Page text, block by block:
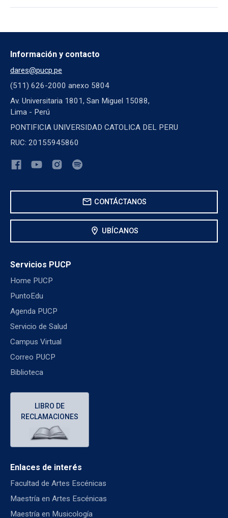
Información y contacto
dares@pucp.pe
(511) 626-2000 anexo 5804
Av. Universitaria 1801, San Miguel 15088,
Lima - Perú
PONTIFICIA UNIVERSIDAD CATOLICA DEL PERU
RUC: 20155945860
mail CONTÁCTANOS
location_on UBÍCANOS
Servicios PUCP
Home PUCP
PuntoEdu
Agenda PUCP
Servicio de Salud
Campus Virtual
Correo PUCP
Biblioteca
LIBRO DE
RECLAMACIONES
Enlaces de interés
Facultad de Artes Escénicas
Maestría en Artes Escénicas
Maestría en Musicología